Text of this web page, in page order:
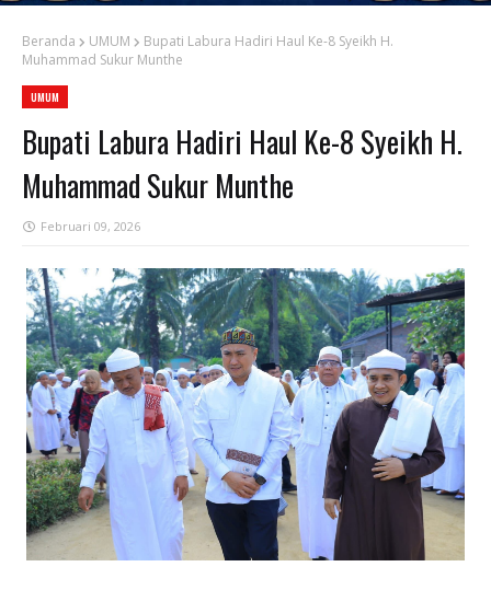
Beranda UMUM
Bupati Labura Hadiri Haul Ke-8 Syeikh H.
Muhammad Sukur Munthe
UMUM
Bupati Labura Hadiri Haul Ke-8 Syeikh H.
Muhammad Sukur Munthe
Februari 09, 2026